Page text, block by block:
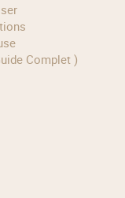
Complet )